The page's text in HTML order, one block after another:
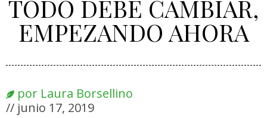
TODO DEBE CAMBIAR,
EMPEZANDO AHORA
por Laura Borsellino
// junio 17, 2019